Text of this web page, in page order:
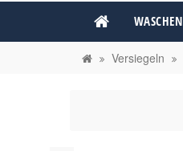
WASCHEN
Versiegeln